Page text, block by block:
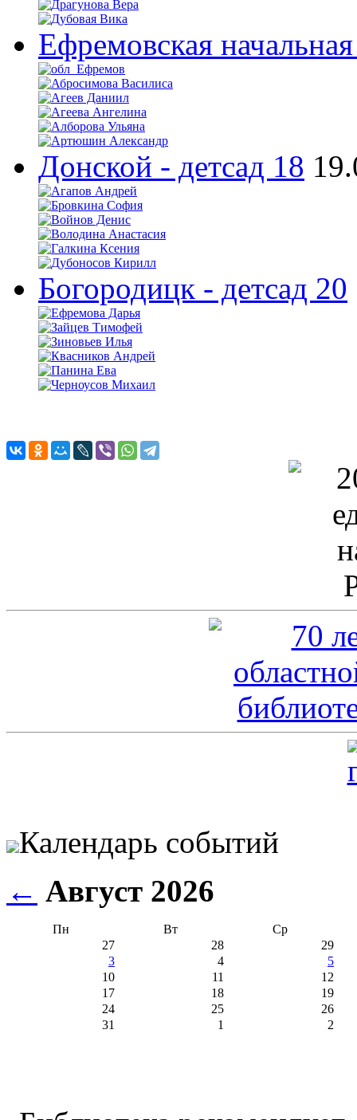
Ефремовская
Донской - детсад 18
Богородицк - детсад 20
Календарь событий
← Август 2026
Пн Вт
Ср
27
28
29
3
4
5
10
11
12
17
18
19
24
25
26
31
1 2